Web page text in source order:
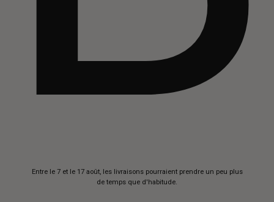
Entre le 7 et le 17 août, les livraisons pourraient prendre un peu plus
de temps que d'habitude.